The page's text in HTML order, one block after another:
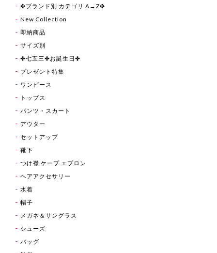
✤ブランド別 カテゴリ A→Z✤
New Collection
即納商品
サイズ別
✤七五三✤お誕生日✤
プレゼント特集
ワンピース
トップス
パンツ・スカート
アウター
セットアップ
靴下
つけ襟 ケープ エプロン
ヘアアクセサリー
水着
帽子
メガネ＆サングラス
シューズ
バッグ